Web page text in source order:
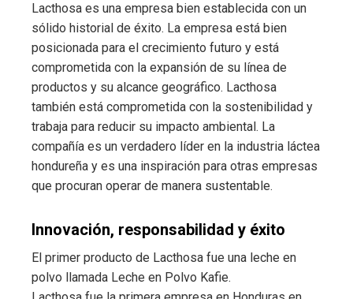
Lacthosa es una empresa bien establecida con un
sólido historial de éxito. La empresa está bien
posicionada para el crecimiento futuro y está
comprometida con la expansión de su línea de
productos y su alcance geográfico. Lacthosa
también está comprometida con la sostenibilidad y
trabaja para reducir su impacto ambiental. La
compañía es un verdadero líder en la industria láctea
hondureña y es una inspiración para otras empresas
que procuran operar de manera sustentable.
Innovación, responsabilidad y éxito
El primer producto de Lacthosa fue una leche en
polvo llamada Leche en Polvo Kafie.